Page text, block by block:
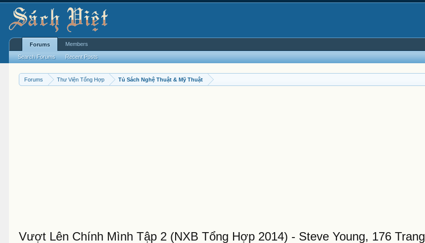
Forums Thư Viện Tổng Hợp Tủ Sách Nghệ Thuật & Mỹ Thuật
Vượt Lên Chính Mình Tập 2 (NXB Tổng Hợp 2014) - Steve Young, 176 Trang
Forums
Search Forums Recent Posts
Members